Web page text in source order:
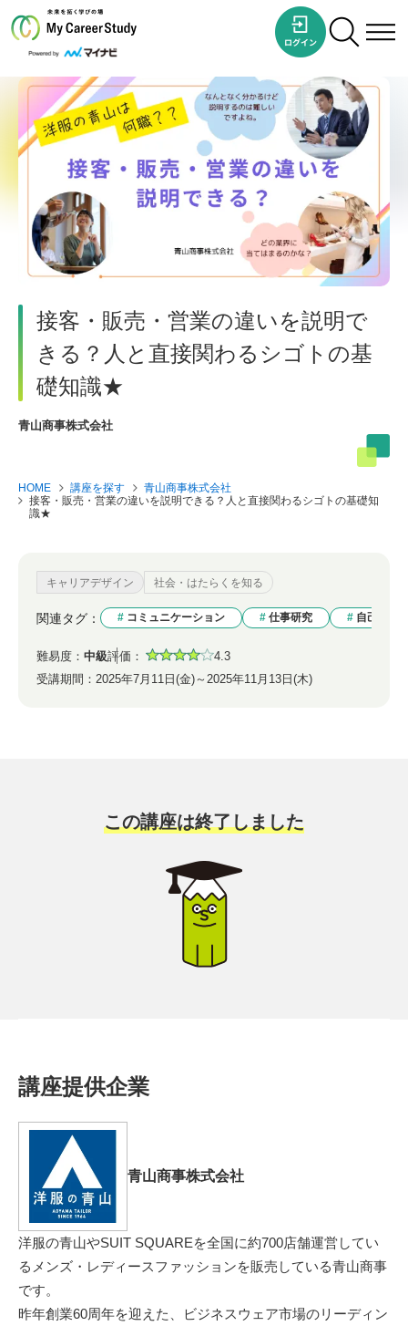
接客・販売・営業の違いを説明で
きる？人と直接関わるシゴトの基
礎知識★
青山商事株式会社
HOME 講座を探す
青山商事株式会社
接客・販売・営業の違いを説明できる？人と直接関わるシゴトの基礎知
識★
キャリアデザイン 社会・はたらくを知る
関連タグ： コミュニケーション 仕事研究 自己理解
難易度： 中級評価：
4.3
受講期間： 2025年7月11日(金)～2025年11月13日(木)
この講座は終了しました
講座提供企業
青山商事株式会社
洋服の青山やSUIT SQUAREを全国に約700店舗運営してい
るメンズ・レディースファッションを販売している青山商事
です。
昨年創業60周年を迎えた、ビジネスウェア市場のリーディン